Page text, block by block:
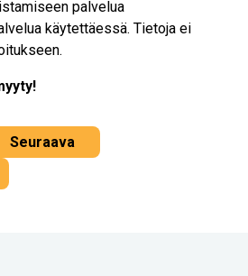
palvelua
käytettäessä. Tietoja ei
Seuraava